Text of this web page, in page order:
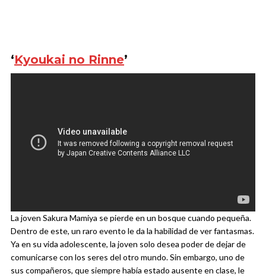
‘Kyoukai no Rinne’
La joven Sakura Mamiya se pierde en un bosque cuando pequeña.
Dentro de este, un raro evento le da la habilidad de ver fantasmas.
Ya en su vida adolescente, la joven solo desea poder de dejar de
comunicarse con los seres del otro mundo. Sin embargo, uno de
sus compañeros, que siempre había estado ausente en clase, le